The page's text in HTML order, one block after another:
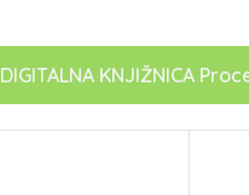
DIGITALNA KNJIŽNICA